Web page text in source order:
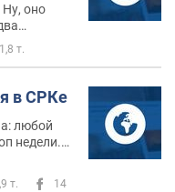
оно
в
об
1,8 т.
в СРКе
любой
недели.
т. 14